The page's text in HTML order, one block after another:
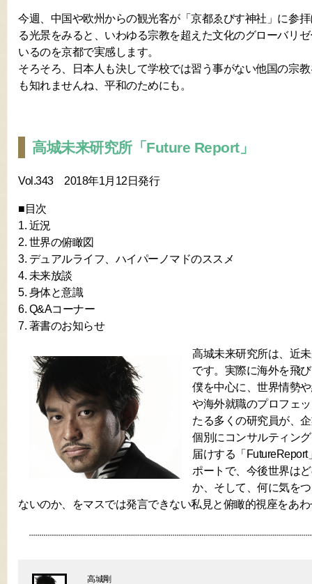
今週、中国や欧州からの観光客が「京都ゑびす神社」に参
る光景をみると、いわゆる宗教を超えた文化のグローバリ
いるのを京都で実感します。
そろそろ、日本人も決して学校では習う事がない他国の宗
も知れませんね、平和のためにも。
高城未来研究所「Future Report」
Vol.343 2018年1月12日発行
■目次
1. 近況
2. 世界の俯瞰図
3. デュアルライフ、ハイパーノマドのススメ
4. 未来放談
5. 身体と意識
6. Q&Aコーナー
7. 著書のお知らせ
高城未来研究所は、近
です。実際に海外を飛
僕を中心に、世界情勢
や海外就職のプロフェ
たる多くの研究員が、
個別にコンサルティン
届けする「
ポートで、今後世界は
か、そして、何に気を
ないのか、をマスでは発言できない私見と俯瞰的視座をあ
高城剛